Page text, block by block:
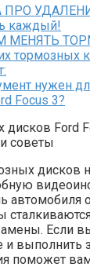
каждый!
МЕНЯТЬ
тормозных
нужен
Focus 3?
Ford
советы
дисков
автомобиля
Если
и выполнить
поможет